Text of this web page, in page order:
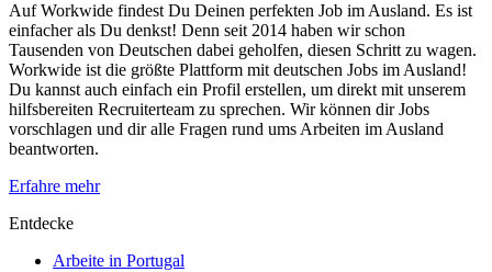
Auf Workwide findest Du Deinen perfekten Job im Ausland. Es ist
einfacher als Du denkst! Denn seit 2014 haben wir schon
Tausenden von Deutschen dabei geholfen, diesen Schritt zu wagen.
Workwide ist die größte Plattform mit deutschen Jobs im Ausland!
Du kannst auch einfach ein Profil erstellen, um direkt mit unserem
hilfsbereiten Recruiterteam zu sprechen. Wir können dir Jobs
vorschlagen und dir alle Fragen rund ums Arbeiten im Ausland
beantworten.
Erfahre mehr
Entdecke
Arbeite in Portugal